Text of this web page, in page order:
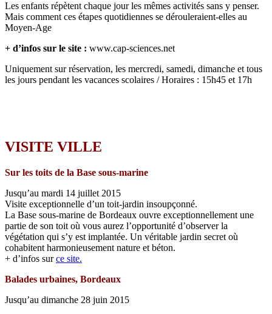
Les enfants répètent chaque jour les mêmes activités sans y penser.
Mais comment ces étapes quotidiennes se dérouleraient-elles au
Moyen-Age
+ d’infos sur le site : www.cap-sciences.net
Uniquement sur réservation, les mercredi, samedi, dimanche et tous
les jours pendant les vacances scolaires / Horaires : 15h45 et 17h
VISITE VILLE
Sur les toits de la Base sous-marine
Jusqu’au mardi 14 juillet 2015
Visite exceptionnelle d’un toit-jardin insoupçonné.
La Base sous-marine de Bordeaux ouvre exceptionnellement une
partie de son toit où vous aurez l’opportunité d’observer la
végétation qui s’y est implantée. Un véritable jardin secret où
cohabitent harmonieusement nature et béton.
+ d’infos surce site.
Balades urbaines, Bordeaux
Jusqu’au dimanche 28 juin 2015